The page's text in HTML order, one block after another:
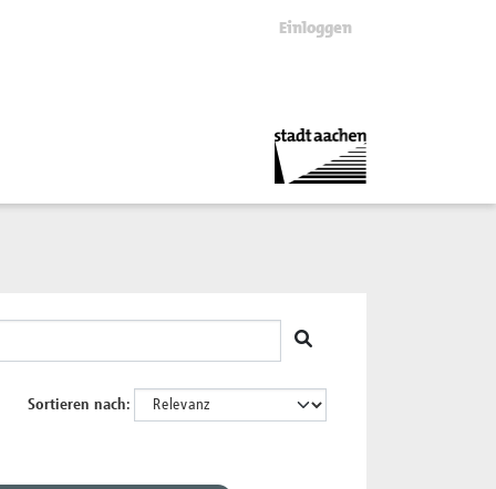
Einloggen
Sortieren nach